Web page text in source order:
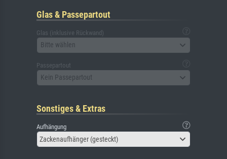
Glas & Passepartout
Glas (inklusive Rückwand)
Bitte wählen
Passepartout
Kein Passepartout
Sonstiges & Extras
Aufhängung
Zackenaufhänger (gesteckt)